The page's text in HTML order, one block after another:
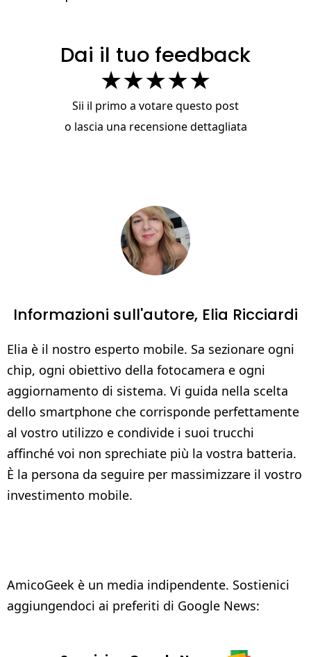
Dai il tuo feedback
★★★★★
Sii il primo a votare questo post
o lascia una recensione dettagliata
Informazioni sull'autore, Elia Ricciardi
Elia è il nostro esperto mobile. Sa sezionare ogni
chip, ogni obiettivo della fotocamera e ogni
aggiornamento di sistema. Vi guida nella scelta
dello smartphone che corrisponde perfettamente
al vostro utilizzo e condivide i suoi trucchi
affinché voi non sprechiate più la vostra batteria.
È la persona da seguire per massimizzare il vostro
investimento mobile.
AmicoGeek è un media indipendente. Sostienici
aggiungendoci ai preferiti di Google News: